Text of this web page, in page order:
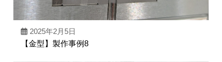
2025年2月5日
【金型】製作事例8